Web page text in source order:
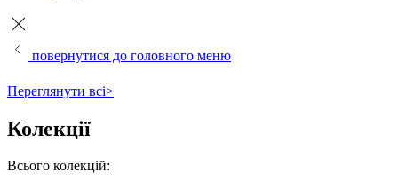
повернутися до головного меню
Переглянути всі>
Колекції
Всього колекцій: